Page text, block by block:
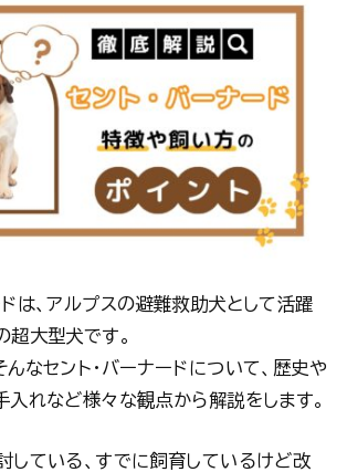
ドは、アルプスの避難救助犬として活躍
超大型犬です。
んなセント・バーナードについて、歴史や
入れなど様々な観点から解説をします。
している、すでに飼育しているけど改